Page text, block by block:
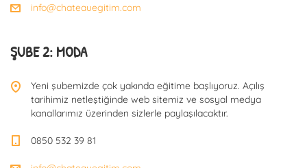
info@chateauegitim.com
ŞUBE 2: MODA
Yeni şubemizde çok yakında eğitime başlıyoruz. Açılış
tarihimiz netleştiğinde web sitemiz ve sosyal medya
kanallarımız üzerinden sizlerle paylaşılacaktır.
0850 532 39 81